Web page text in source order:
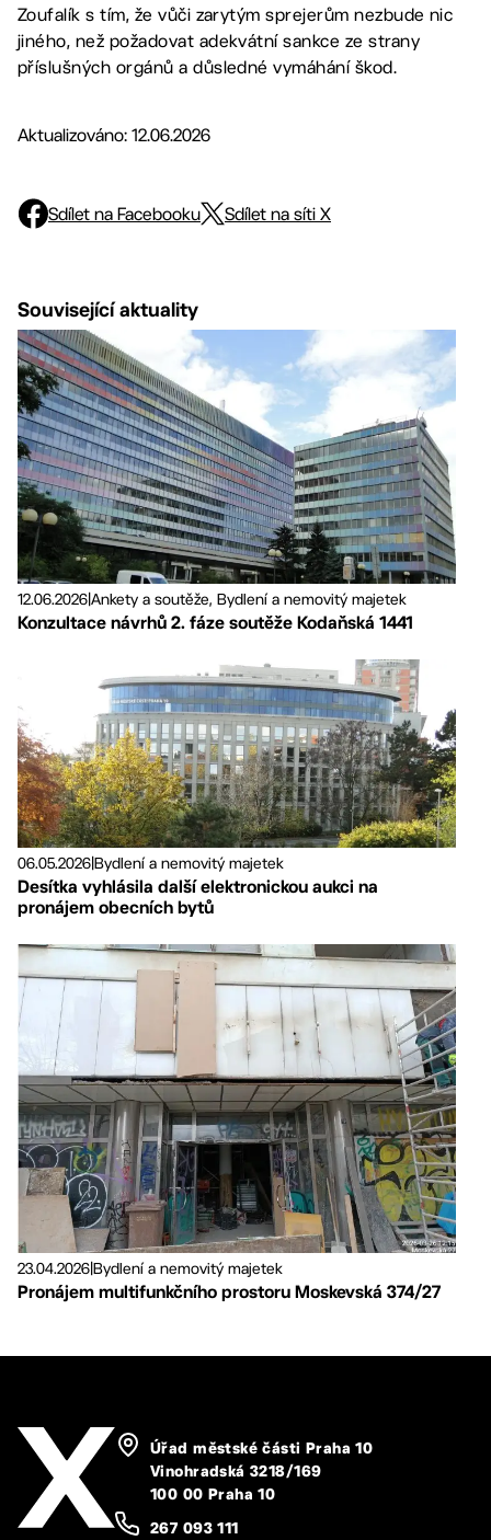
Zoufalík s tím, že vůči zarytým sprejerům nezbude nic
jiného, než požadovat adekvátní sankce ze strany
příslušných orgánů a důsledné vymáhání škod.
Aktualizováno: 12.06.2026
Sdílet na Facebooku Sdílet na síti X
Související aktuality
12.06.2026Ankety a soutěže, Bydlení a nemovitý majetek
Konzultace návrhů 2. fáze soutěže Kodaňská 1441
06.05.2026Bydlení a nemovitý majetek
Desítka vyhlásila další elektronickou aukci na
pronájem obecních bytů
23.04.2026Bydlení a nemovitý majetek
Pronájem multifunkčního prostoru Moskevská 374/27
Úřad městské části Praha 10
Vinohradská 3218/169
100 00 Praha 10
267 093 111